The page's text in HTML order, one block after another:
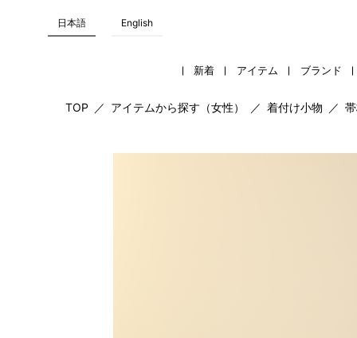
日本語 English
新着 アイテム ブランド
TOP ／ アイテムから探す（女性） ／ 着付け小物 ／